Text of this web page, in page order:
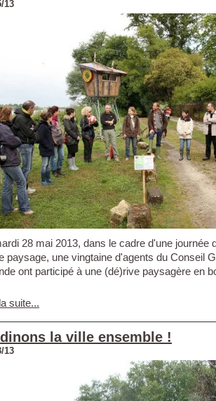
13
28 mai 2013, dans le cadre d'une journée
paysage, une vingtaine d'agents du Conseil
ont participé à une (dé)rive paysagère en
suite...
la ville ensemble !
13